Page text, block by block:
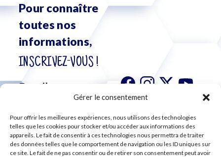
Gérer le consentement
Pour offrir les meilleures expériences, nous utilisons des technologies
telles que les cookies pour stocker et/ou accéder aux informations des
appareils. Le fait de consentir à ces technologies nous permettra de traiter
des données telles que le comportement de navigation ou les ID uniques sur
ce site. Le fait de ne pas consentir ou de retirer son consentement peut avoir
Pour connaître
toutes nos
informations,
INSCRIVEZ-VOUS !
S'abonner à
notre
newsletter